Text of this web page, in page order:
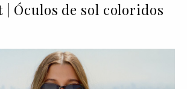
| Óculos de sol coloridos